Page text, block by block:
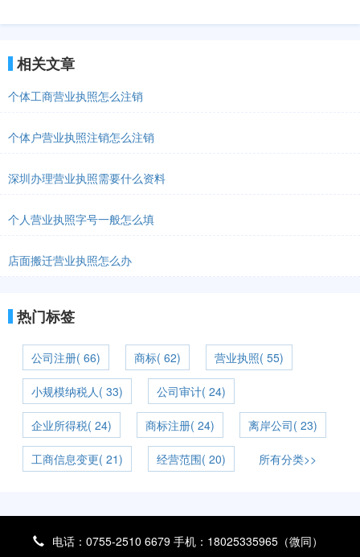
相关文章
个体工商营业执照怎么注销
个体户营业执照注销怎么注销
深圳办理营业执照需要什么资料
个人营业执照字号一般怎么填
店面搬迁营业执照怎么办
热门标签
公司注册( 66) 商标( 62) 营业执照( 55)
小规模纳税人( 33) 公司审计( 24)
企业所得税( 24) 商标注册( 24) 离岸公司( 23)
工商信息变更( 21) 经营范围( 20) 所有分类>>
电话：0755-2510 6679 手机：18025335965（微同）